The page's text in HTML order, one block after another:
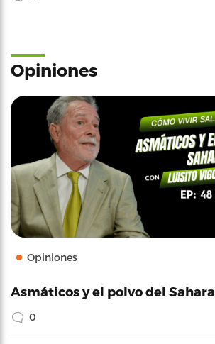
Opiniones
Opiniones
Asmáticos y el polvo del Sahara
0